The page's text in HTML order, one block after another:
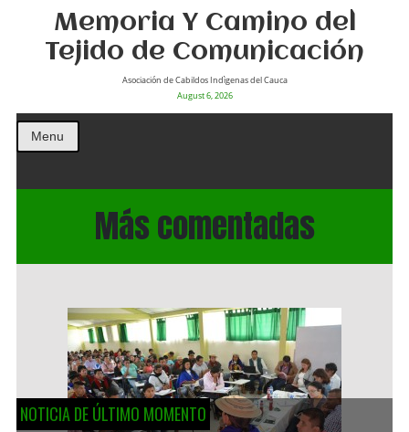
Memoria Y Camino del
Tejido de Comunicación
Asociación de Cabildos Indìgenas del Cauca
August 6, 2026
Menu
Más comentadas
NOTICIA DE ÚLTIMO MOMENTO